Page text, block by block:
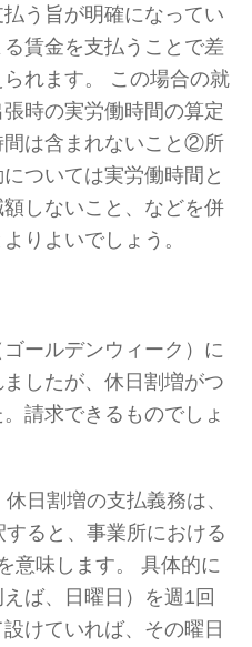
う旨が明確になってい
賃金を支払うことで差
れます。 この場合の就
時の実労働時間の算定
は含まれないこと②所
ついては実労働時間と
しないこと、などを併
りよいでしょう。
ールデンウィーク）に
したが、休日割増がつ
請求できるものでしょ
日割増の支払義務は、
ると、事業所における
意味します。 具体的に
ば、日曜日）を週1回
けていれば、その曜日